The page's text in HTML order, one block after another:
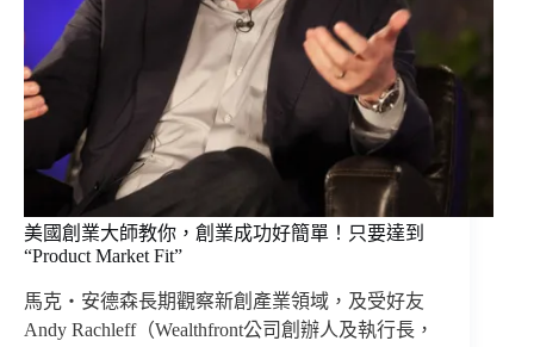
美國創業大師教你，創業成功好簡單！只要達到
“Product Market Fit”
馬克‧安德森長期觀察新創產業領域，及受好友
Andy Rachleff（Wealthfront公司創辦人及執行長，